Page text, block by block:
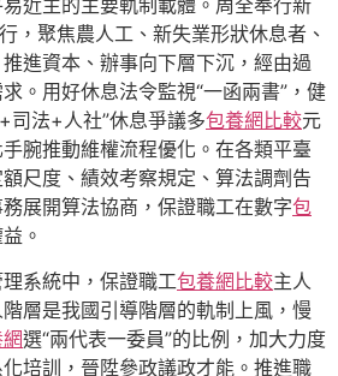
，聚焦農人工、新失業形狀休息者、
進資本、辦事向下層下沉，經由過
。用好休息法令監視“一函兩書”，健
司法+人社”休息爭議多包養網比較元
腕推動維權流程優化。在各類平臺
尺度、績效考察規定、算法調劑告
展開算法協商，保證職工在數字包
。
系統中，保證職工包養網比較主人
層是我國引導階層的軌制上風，慢
選“兩代表一委員”的比例，加大力度
培訓，晉陞參政議政才能。推進職